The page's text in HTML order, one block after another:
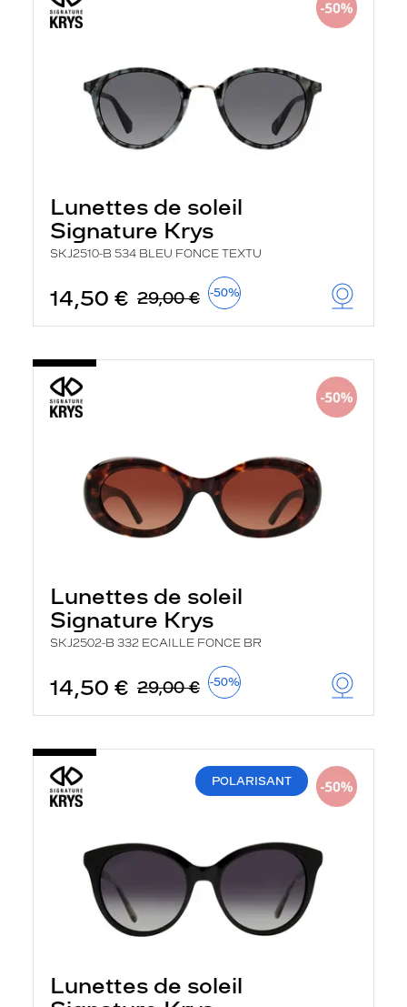
Lunettes de soleil
Signature Krys
SKJ2510-B 534 BLEU FONCE TEXTU
14,50 € 29,00 € -50%
Lunettes de soleil
Signature Krys
SKJ2502-B 332 ECAILLE FONCE BR
14,50 € 29,00 € -50%
POLARISANT
Lunettes de soleil